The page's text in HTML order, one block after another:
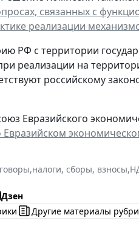
связанных с
реализации
РФ с территории
реализации на
российскому
Евразийского
,налоги, сборы, взносы,
Дзен
Другие материалы